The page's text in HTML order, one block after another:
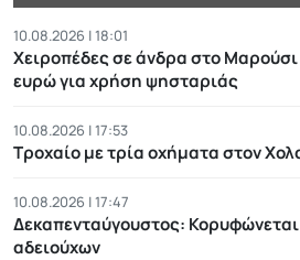
10.08.2026 | 18:01
Χειροπέδες σε άνδρα στο
ευρώ για χρήση ψησταριάς
10.08.2026 | 17:53
Τροχαίο με τρία οχήματα στον
10.08.2026 | 17:47
Δεκαπενταύγουστος:
αδειούχων